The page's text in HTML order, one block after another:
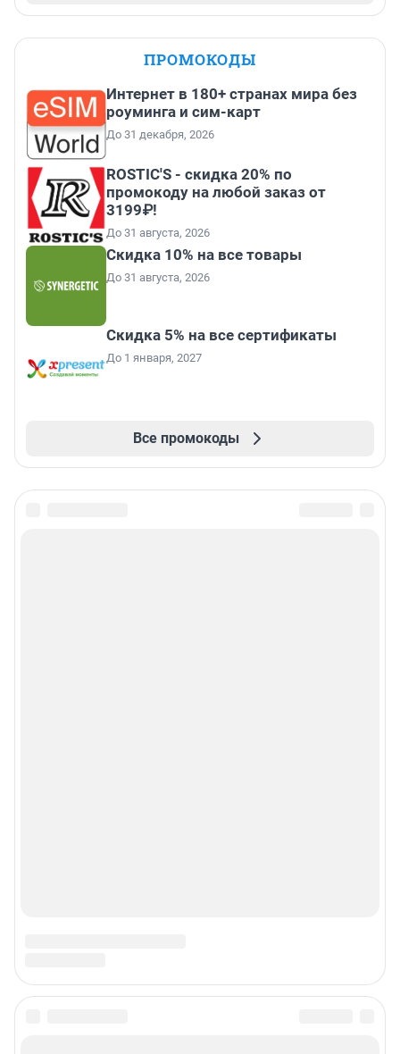
ПРОМОКОДЫ
Интернет в 180+ странах мира без
роуминга и сим-карт
До 31 декабря, 2026
ROSTIC'S - скидка 20% по
промокоду на любой заказ от
3199₽!
До 31 августа, 2026
Скидка 10% на все товары
До 31 августа, 2026
Скидка 5% на все сертификаты
До 1 января, 2027
Все промокоды